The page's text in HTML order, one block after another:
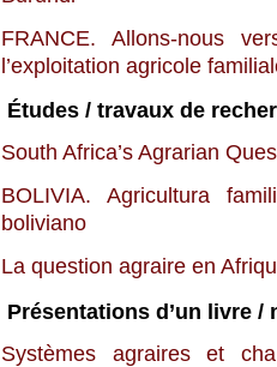
FRANCE. Allons-nous
l’exploitation agricole
Études / travaux de
South Africa’s Agrarian
BOLIVIA. Agricultura
boliviano
La question agraire en
Présentations d’un livre /
Systèmes agraires et